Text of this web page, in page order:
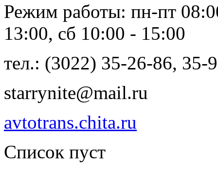
Режим работы: пн-пт
13:00, сб 10:00 - 15:00
тел.: (3022) 35-26-86, 35-
starrynite@mail.ru
avtotrans.chita.ru
Список пуст